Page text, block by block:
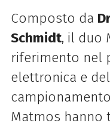
Composto da
Schmidt, il duo
riferimento nel
elettronica e
Matmos hanno